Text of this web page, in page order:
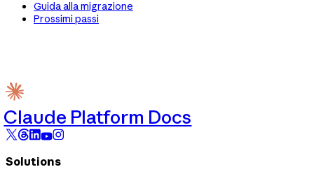
Guida alla migrazione
Prossimi passi
Claude Platform Docs
Solutions